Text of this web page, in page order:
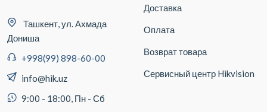
Ташкент, ул. Ахмада
Дониша
+998(99) 898-60-00
info@hik.uz
9:00 - 18:00, Пн - Сб
Доставка
Оплата
Возврат товара
Сервисный центр Hikvision